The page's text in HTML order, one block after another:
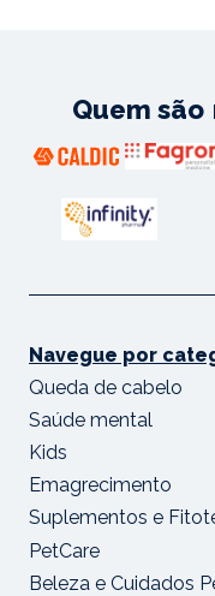
Quem são
Navegue por
Queda de cabelo
Saúde mental
Kids
Emagrecimento
Suplementos e
PetCare
Beleza e Cuidados